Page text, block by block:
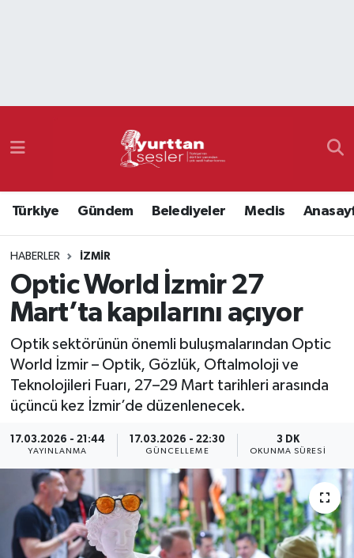
Türkiye Gündem Belediyeler Meclis
HABERLER İZMIR
Optic World İzmir 27
Mart’ta kapılarını açıyor
Optik sektörünün önemli buluşmalarından Optic
World İzmir – Optik, Gözlük, Oftalmoloji ve
Teknolojileri Fuarı, 27–29 Mart tarihleri arasında
üçüncü kez İzmir’de düzenlenecek.
17.03.2026 - 21:44
YAYINLANMA
17.03.2026 - 22:30
GÜNCELLEME
3 DK
OKUNMA SÜRESI
Namaz Vakitleri
Süper Lig Puan Durumu ve Fikstür
Tüm Manşetler
Son Dakika Haberleri
Haber Arşivi